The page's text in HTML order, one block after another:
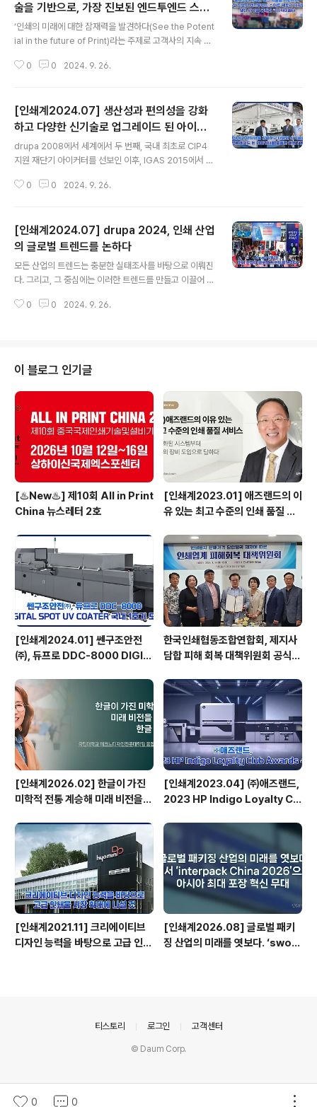
제품 출시 이후 drupa 2016에서 처음으로 선보였던 장비
로, 6~7m 길이의 컴팩트한 공간 절약형 설계와 높은 생산
성을 구현하면서 인건비를 절감할 수 있는 접착기로, 지금
까지 국내외 시장에 30여 대가 판매, 운용되고 있다.최근
파주에 위치한 비주에서 4년동안 4대를 구매할 정도로 효
술을 기반으로, 가장 진보된 엔드투엔드 스마
트 팩토리 디지털 생산 라인을 공개한 코니카
미놀타
‘인쇄의 미래에 대한 잠재력을 발견하다(See the Potent
ial in the future of Print)라는 주제로 고객사의 지속 성
보인 코니카미놀타는, ‘독자적인 최첨단 혁신 기술을 기반
콘 역할을 했다’는 drupa daily의 호평과 함께 전시 기간
동안 200건이 넘는 글로벌 고객들과의 계약을 기록하면서
성황리에 drupa 2024를 마무리했다. 8년만에 개최된 전
시회에서 코니카미놀타와 MGI는 6개의 상호 연결된 구역
과 2개층에 걸쳐 시연을 통해서 토너와 잉크젯, 디지털 장
식(Digital Embellishment), 후가공..
0 0 2024. 9. 26.
[인쇄계2024.07] 생산성과 편의성을 강화
하고 다양한 신기술로 업그레이드 된 아이커
터를 출품한 대호기계
drupa 2008에서 세계에서 두 번째, 국내 최초로 CIP4
지원 재단기 아이커터를 선보인 이후, IGAS 2015에서 H
장과 기술 개발 노력을 이어오셨는데요, 이번 drupa 202
이 레벨 1이었다면, 그동안 직접 현장의 다양한 재단사들을
만나서 그들의 전문적인 작업 방법과 노하우를 배우고, 이
들의 피드백을 자동 재단공정 생성에 반영해서 레벨 2로
버전업을 했다고 설명할 수 있습니다. 실제로 8년 전보다
성원애드피아, 애즈랜드, 레드프린팅 등을 비롯해서 아이
커터에서 구현된 CIP4 공정 자동화를 사용하고 있는 인쇄
0 0 2024. 9. 26.
[인쇄계2024.07] drupa 2024, 인쇄 산업
의 글로벌 트렌드를 논하다
모든 산업의 트렌드는 충분한 실태조사를 바탕으로 이뤄진
다. 그리고, 그 중심에는 이러한 트렌드를 만들고 이끌어 나
렌드 메이커들이 총 집결된 무대였다. AI와 산업용 로봇을
할 지속 가능성에 대한 책임과 기여 방안 등 인쇄 산업의 글
로벌 트렌드들이 적극 반영된 전시 테마를 중심으로 트렌
드 메이커들은 지난 8년 동안 갈고 닦은 기술과 기자재의
마케팅과 영업을 유감없이 전개해 보였다. 한편, drupa 2
024를 방문하기 위해 독일 메쎄 뒤셀도르프를 찾은 이들
은 저마다의 미션을 ..
0 0 2024. 9. 26.
이 블로그 인기글
[♨️New♨️] 제10회 All in Print
China 뉴스레터 2호
[인쇄계2023.01] 애즈랜드의 이
유 있는 최고 수준의 인쇄 품질 서
장비 도입으로 답하다 - ㈜애즈랜
드 최현수 대표이사
[인쇄계2024.01] 쎈구조안전
㈜, 듀프로 DDC-8000 DIGIT
1호기 도입
한국인쇄협동조합연합회, 제지사
담합 피해 회복 대책위원회 공식
[인쇄계2026.02] 한글이 가진
미학적 전통 계승해 미래 비전을
터 - 국민대학교 테크노디자인전
문대학원 융합디자인학과 타이포
디자인랩 박윤정 교수
[인쇄계2023.04] ㈜애즈랜드,
2023 HP Indigo Loyalty Clu
[인쇄계2021.11] 크리에이티브
디자인 능력을 바탕으로 고급 인쇄
[인쇄계2026.08] 글로벌 패키
징 산업의 미래를 엿보다. ‘swo
0 0
티스토리 로그인 고객센터
© Daum Corp.